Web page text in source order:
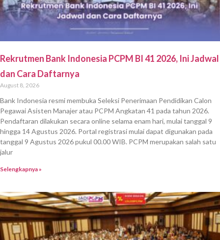
Rekrutmen Bank Indonesia PCPM BI 41 2026, Ini Jadwal
dan Cara Daftarnya
August 8, 2026
Bank Indonesia resmi membuka Seleksi Penerimaan Pendidikan Calon
Pegawai Asisten Manajer atau PCPM Angkatan 41 pada tahun 2026.
Pendaftaran dilakukan secara online selama enam hari, mulai tanggal 9
hingga 14 Agustus 2026. Portal registrasi mulai dapat digunakan pada
tanggal 9 Agustus 2026 pukul 00.00 WIB. PCPM merupakan salah satu
jalur
Selengkapnya »